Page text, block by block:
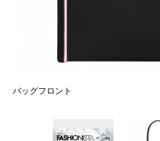
バッグフロント